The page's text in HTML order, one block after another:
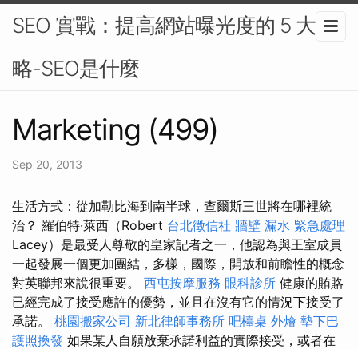
SEO 實戰：提高網站曝光度的 5 大策
略-SEO是什麼
Marketing (499)
Sep 20, 2013
生活方式：從加勒比海到南半球，查爾斯三世將在哪裡統
治？ 羅伯特·萊西（Robert 台北徵信社 牆壁 漏水 緊急處理
Lacey）是最受人尊敬的皇家記者之一，他認為與王室成員
一起發展一個更加團結，多樣，國際，開放和前瞻性的概念
對英聯邦來說很重要。 西屯按摩服務 眼科診所 健康的賄賂
已經完成了接受應許的優勢，並且在沒有它的情況下接受了
承諾。 桃園搬家公司 新北律師事務所 吧檯桌 外燴 墊下巴
護照換發 如果某人自願放棄承諾利益的實際接受，或者在